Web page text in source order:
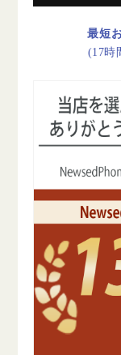
ー
ラ
ン
ク
フ
リ
ー
の
数
量
を
減
ら
最短
(17時